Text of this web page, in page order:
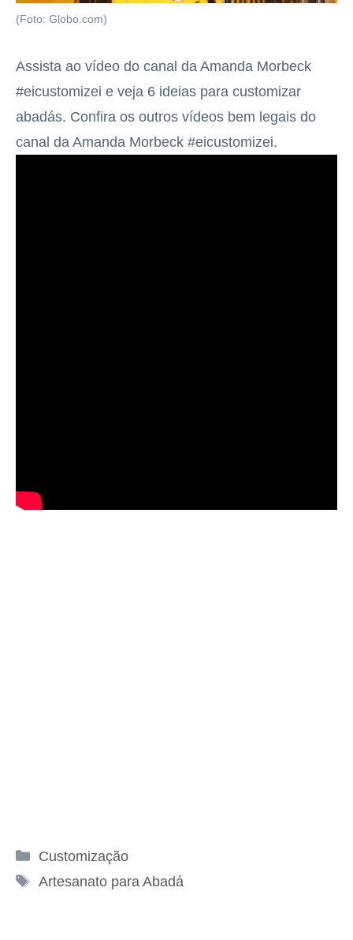
(Foto: Globo.com)
Assista ao vídeo do canal da Amanda Morbeck
#eicustomizei e veja 6 ideias para customizar
abadás. Confira os outros vídeos bem legais do
canal da Amanda Morbeck #eicustomizei.
Categorias
Customização
Tags
Artesanato para Abadá